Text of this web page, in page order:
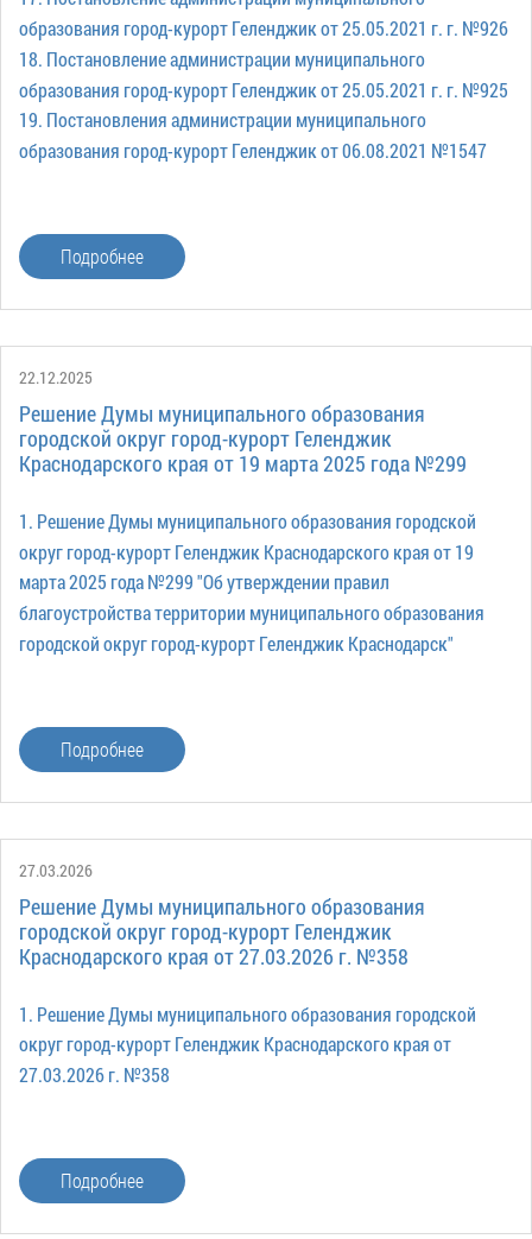
образования город-курорт Геленджик от 25.05.2021 г. г. №926
18. Постановление администрации муниципального
образования город-курорт Геленджик от 25.05.2021 г. г. №925
19. Постановления администрации муниципального
образования город-курорт Геленджик от 06.08.2021 №1547
Подробнее
22.12.2025
Решение Думы муниципального образования
городской округ город-курорт Геленджик
Краснодарского края от 19 марта 2025 года №299
1. Решение Думы муниципального образования городской
округ город-курорт Геленджик Краснодарского края от 19
марта 2025 года №299 "Об утверждении правил
благоустройства территории муниципального образования
городской округ город-курорт Геленджик Краснодарск"
Подробнее
27.03.2026
Решение Думы муниципального образования
городской округ город-курорт Геленджик
Краснодарского края от 27.03.2026 г. №358
1. Решение Думы муниципального образования городской
округ город-курорт Геленджик Краснодарского края от
27.03.2026 г. №358
Подробнее